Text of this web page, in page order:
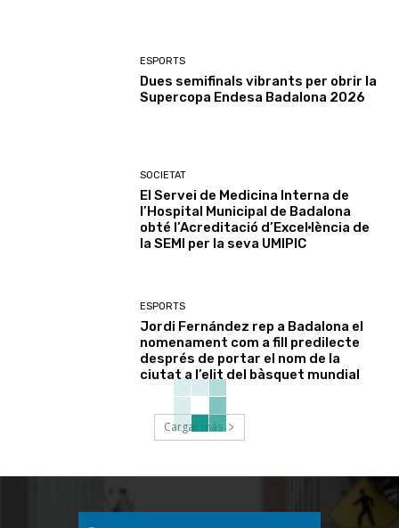
ESPORTS
Dues semifinals vibrants per obrir la
Supercopa Endesa Badalona 2026
SOCIETAT
El Servei de Medicina Interna de
l’Hospital Municipal de Badalona
obté l’Acreditació d’Excel·lència de
la SEMI per la seva UMIPIC
ESPORTS
Jordi Fernández rep a Badalona el
nomenament com a fill predilecte
després de portar el nom de la
ciutat a l’elit del bàsquet mundial
Cargar más